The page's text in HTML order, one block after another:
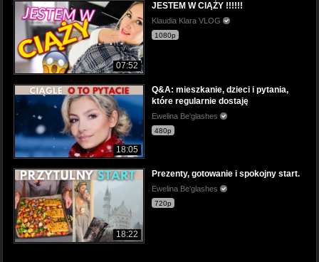
07:52
JESTEM W CIĄŻY !!!!!!
Klaudia Klara VLOG
1080p
18:05
Q&A: mieszkanie, dzieci i pytania,
które regularnie dostaję
Ewelina Be'glashes
480p
18:22
Prezenty, gotowanie i spokojny start.
Ewelina Be'glashes
720p